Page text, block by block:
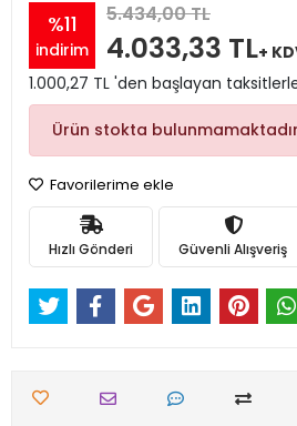
%11
indirim
5.434,00 TL
4.033,33 TL+
1.000,27 TL 'den başlayan
Ürün stokta
Favorilerime ekle
Hızlı Gönderi Güvenli Alışveriş